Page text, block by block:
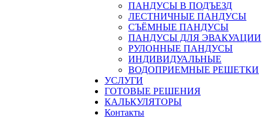
ПАНДУСЫ В ПОДЪЕЗД
ЛЕСТНИЧНЫЕ ПАНДУСЫ
CЪЁМНЫЕ ПАНДУСЫ
ПАНДУСЫ ДЛЯ ЭВАКУАЦИИ
РУЛОННЫЕ ПАНДУСЫ
ИНДИВИДУАЛЬНЫЕ
ВОДОПРИЕМНЫЕ РЕШЕТКИ
УСЛУГИ
ГОТОВЫЕ РЕШЕНИЯ
КАЛЬКУЛЯТОРЫ
Контакты